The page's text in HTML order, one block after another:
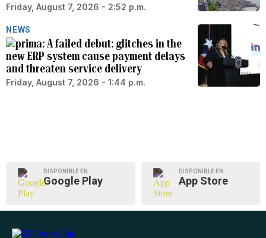
Friday, August 7, 2026 - 2:52 p.m.
NEWS
A failed debut: glitches in the
new ERP system cause payment delays
and threaten service delivery
Friday, August 7, 2026 - 1:44 p.m.
DISPONIBLE EN
Google Play
DISPONIBLE EN
App Store